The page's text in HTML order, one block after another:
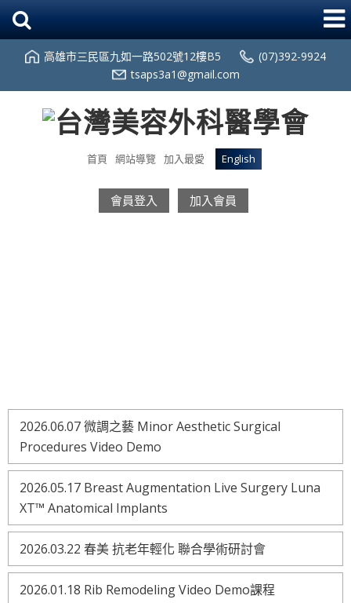
高雄市三民區九如一路502號12樓B5
(07)392-9924
tsaps3a1@gmail.com
首頁 網站導覽 加入最愛 English
會員登入 加入會員
2026.06.07 微調之藝 Minor Aesthetic Surgical
Procedures Video Demo
2026.05.17 Breast Augmentation Live Surgery Luna
XT™ Anatomical Implants
2026.03.22 春美 抗老年輕化 聯合學術研討會
2026.01.18 Rib Remodeling Video Demo課程